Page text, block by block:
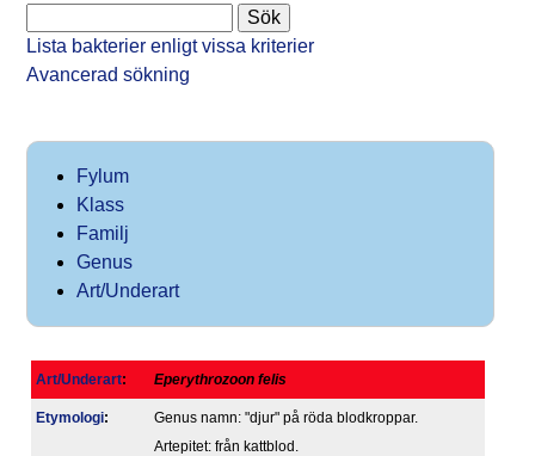
Lista bakterier enligt vissa kriterier
Avancerad sökning
Fylum
Klass
Familj
Genus
Art/Underart
Art/Underart: Eperythrozoon felis
Etymologi:
Genus namn: "djur" på röda blodkroppar.
Artepitet: från kattblod.